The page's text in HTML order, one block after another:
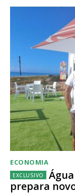
ECONOMIA
prepara